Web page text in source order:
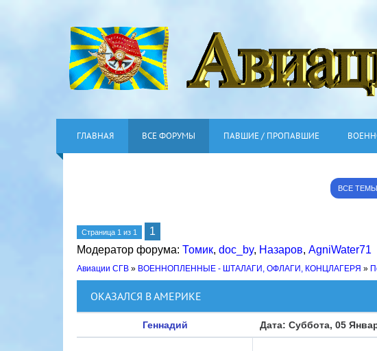
ГЛАВНАЯ ВСЕ ФОРУМЫ ПАВШИЕ / ПРОПАВШИЕ
ВСЕ ТЕМЫ
Страница 1 из 1
1
Модератор форума: Томик, doc_by, Назаров, AgniWater71
Авиации СГВ » ВОЕННОПЛЕННЫЕ - ШТАЛАГИ, ОФЛАГИ, КОНЦЛАГЕРЯ »
ОКАЗАЛСЯ В АМЕРИКЕ
Геннадий Дата: Суббота, 05